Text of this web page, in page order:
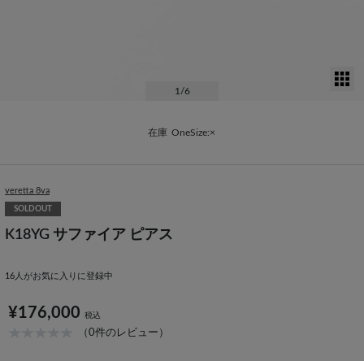
1 /6
在庫 OneSize:×
veretta 8va
SOLDOUT
K18YG サファイア ピアス
16 人がお気に入りに登録中
¥176,000 税込
（0件のレビュー）